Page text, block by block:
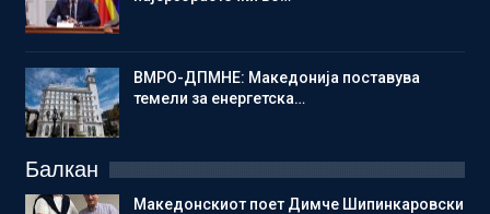
ВМРО-ДПМНЕ: Македонија поставува
темели за енергетска…
Балкан
Македонскиот поет Димче Шипинкаровски